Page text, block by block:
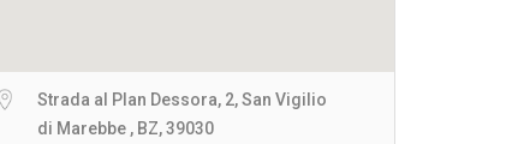
Strada al Plan Dessora, 2, San Vigilio
di Marebbe , BZ, 39030